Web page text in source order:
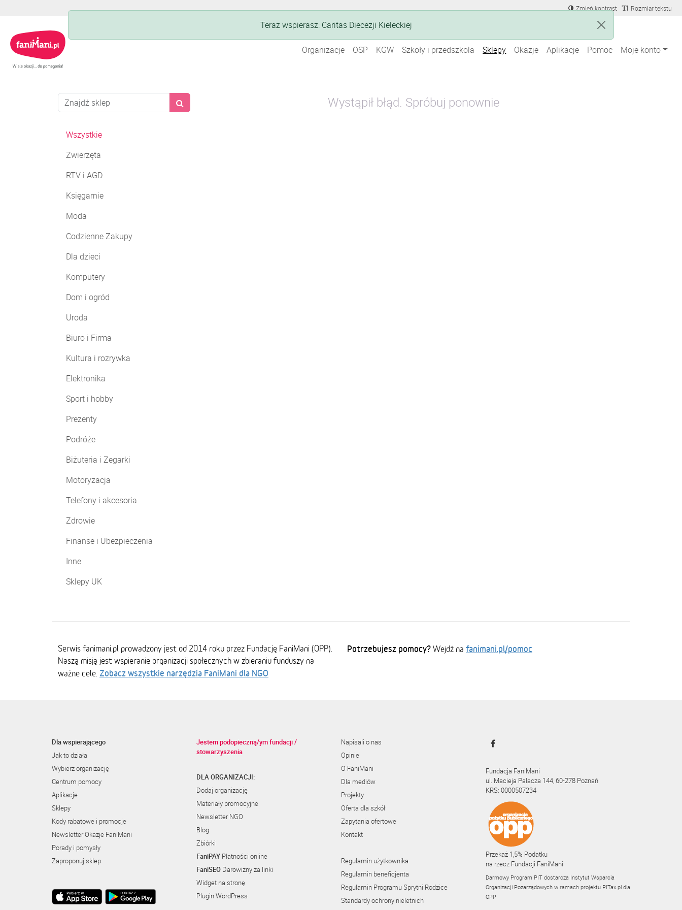
Zmień kontrast Rozmiar tekstu
Organizacje OSP KGW Szkoły i przedszkola Sklepy Okazje Aplikacje Pomoc Moje konto
Wszystkie
Zwierzęta
RTV i AGD
Księgarnie
Moda
Codzienne Zakupy
Dla dzieci
Komputery
Dom i ogród
Uroda
Biuro i Firma
Kultura i rozrywka
Elektronika
Sport i hobby
Prezenty
Podróże
Biżuteria i Zegarki
Motoryzacja
Telefony i akcesoria
Zdrowie
Finanse i Ubezpieczenia
Inne
Sklepy UK
Wystąpił błąd. Spróbuj ponownie
Serwis fanimani.pl prowadzony jest od 2014 roku przez Fundację FaniMani (OPP).
Naszą misją jest wspieranie organizacji społecznych w zbieraniu funduszy na
ważne cele. Zobacz wszystkie narzędzia FaniMani dla NGO
Potrzebujesz pomocy? Wejdź na fanimani.pl/pomoc
Dla wspierającego
Jak to działa
Wybierz organizację
Centrum pomocy
Aplikacje
Sklepy
Kody rabatowe i promocje
Newsletter Okazje FaniMani
Porady i pomysły
Zaproponuj sklep
Jestem podopieczną/ym fundacji /
stowarzyszenia
DLA ORGANIZACJI:
Dodaj organizację
Materiały promocyjne
Newsletter NGO
Blog
Zbiórki
FaniPAY Płatności online
FaniSEO Darowizny za linki
Widget na stronę
Plugin WordPress
Napisali o nas
Opinie
O FaniMani
Dla mediów
Projekty
Oferta dla szkół
Zapytania ofertowe
Kontakt
Regulamin użytkownika
Regulamin beneficjenta
Regulamin Programu Sprytni Rodzice
Standardy ochrony nieletnich
Fundacja FaniMani
ul. Macieja Palacza 144, 60-278 Poznań
KRS: 0000507234
Przekaż 1,5% Podatku
na rzecz Fundacji FaniMani
Darmowy Program PIT dostarcza Instytut Wsparcia
Organizacji Pozarządowych w ramach projektu PITax.pl dla
OPP
Teraz wspierasz: Caritas Diecezji Kieleckiej